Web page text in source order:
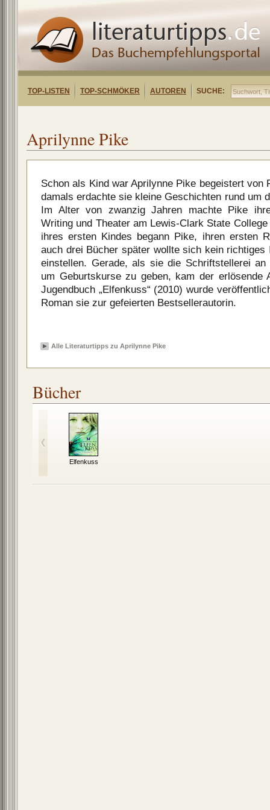
TOP-LISTEN TOP-SCHMÖKER AUTOREN SUCHE:
Aprilynne Pike
Schon als Kind war Aprilynne Pike begeistert von
damals erdachte sie kleine Geschichten rund um
Im Alter von zwanzig Jahren machte Pike
Writing und Theater am Lewis-Clark State
ihres ersten Kindes begann Pike, ihren ersten
auch drei Bücher später wollte sich kein richtiges
einstellen. Gerade, als sie die Schriftstellerei an
um Geburtskurse zu geben, kam der erlösende
Jugendbuch „Elfenkuss“ (2010) wurde
Roman sie zur gefeierten Bestsellerautorin.
Alle Literaturtipps zu Aprilynne Pike
Bücher
Elfenkuss